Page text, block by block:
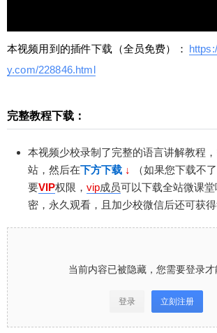
本视频用到的插件下载（全员免费）：
y.com/228846.html
完整教程下载：
本视频少校录制了完整的语言讲解教程
站，然后在下方下载 ↓
（如果您下载不
要VIP权限 ， vip成员可以下载全站微课堂
密，永久观看，且加少校微信后还可获得
当前内容已被隐藏，您需要登录
登录 立刻注册